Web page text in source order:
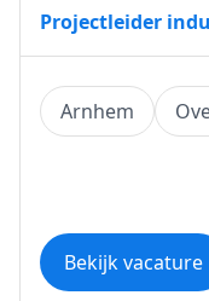
Projectleider
Arnhem
Bekijk vacature